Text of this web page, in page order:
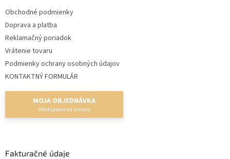
Obchodné podmienky
Doprava a platba
Reklamačný poriadok
Vrátenie tovaru
Podmienky ochrany osobných údajov
KONTAKTNÝ FORMULÁR
MOJA OBJEDNÁVKA
Fakturačné údaje